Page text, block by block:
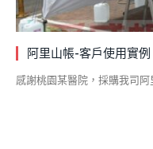
阿里山帳-客戶使用實例
感謝桃園某醫院，採購我司